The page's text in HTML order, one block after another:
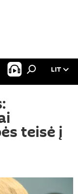
LIT
teisė į